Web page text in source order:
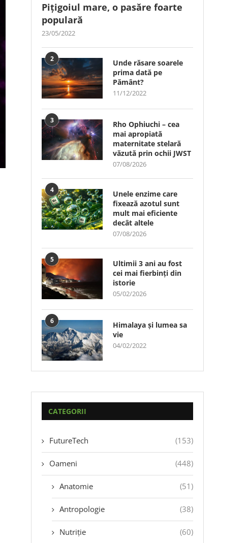
Pițigoiul mare, o pasăre foarte
populară
23/05/2022
2
Unde răsare soarele
prima dată pe
Pământ?
11/12/2022
3
Rho Ophiuchi – cea
mai apropiată
maternitate stelară
văzută prin ochii JWST
07/08/2026
4
Unele enzime care
fixează azotul sunt
mult mai eficiente
decât altele
07/08/2026
5
Ultimii 3 ani au fost
cei mai fierbinți din
istorie
05/02/2026
6
Himalaya și lumea sa
vie
04/02/2022
CATEGORII
FutureTech (153)
Oameni (448)
Anatomie (51)
Antropologie (38)
Nutriție (60)